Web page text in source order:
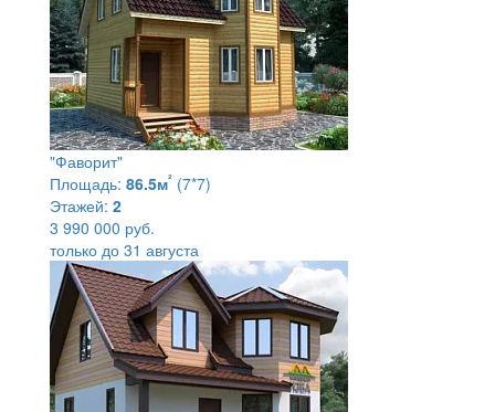
"Фаворит"
Площадь: 86.5м² (7*7)
Этажей: 2
3 990 000 руб.
только до 31 августа